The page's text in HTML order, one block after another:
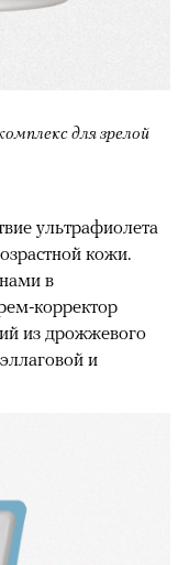
для зрелой
ультрафиолета
кожи.
в
корректор
из дрожжевого
и